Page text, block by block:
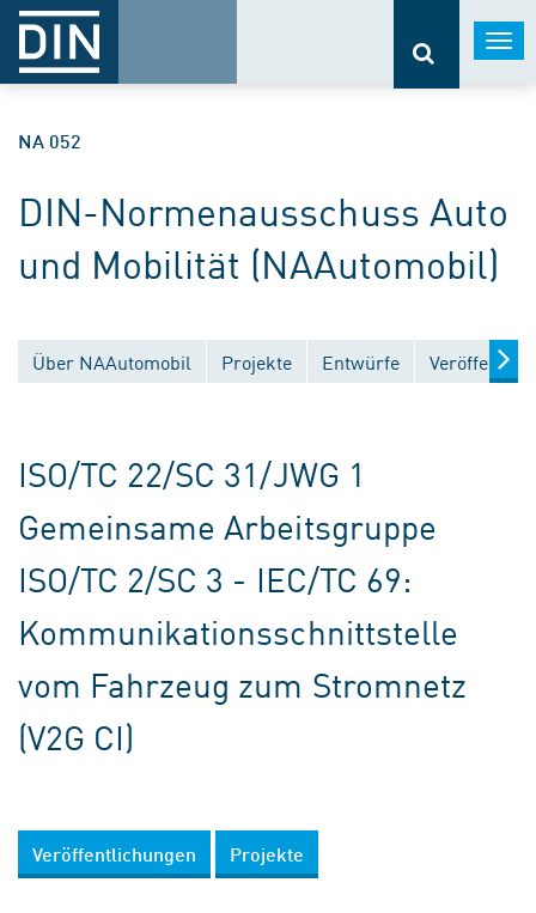
NA 052
DIN-Normenausschuss Auto
und Mobilität (NAAutomobil)
Über NAAutomobil Projekte Entwürfe
ISO/TC 22/SC 31/JWG 1
Gemeinsame Arbeitsgruppe
ISO/TC 2/SC 3 - IEC/TC 69:
Kommunikationsschnittstelle
vom Fahrzeug zum Stromnetz
(V2G CI)
Veröffentlichungen Projekte